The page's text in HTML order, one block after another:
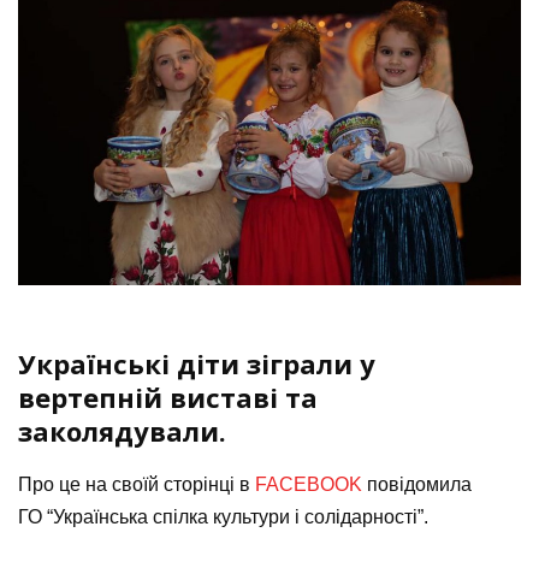
Українські діти зіграли у
вертепній виставі та
заколядували.
Про це на своїй сторінці в FACEBOOK повідомила
ГО “Українська спілка культури і солідарності”.